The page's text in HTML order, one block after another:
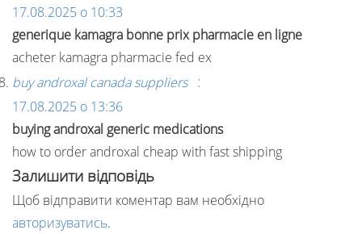
17.08.2025 о 10:33
generique kamagra bonne prix pharmacie en ligne
acheter kamagra pharmacie fed ex
buy androxal canada suppliers :
17.08.2025 о 13:36
buying androxal generic medications
how to order androxal cheap with fast shipping
Залишити відповідь
Щоб відправити коментар вам необхідно
авторизуватись.